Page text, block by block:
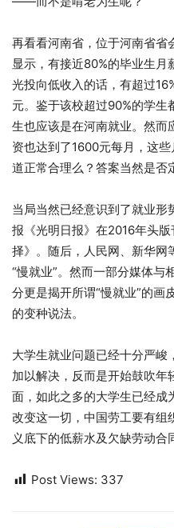
再看看河南省，位于河南省省
显示，有接近80%的毕业生
光投向低收入的话，有超过
元。鉴于该校超过90%的学生
生也应该是在河南就业。然而
资也达到了1600元每月，这
道正常合理么？答案当然是否
当局当然已经意识到了就业形
报《光明日报》在2016年头
择》。随后，人民网、新华网
“慢就业”。然而一部分媒体与
分更是揭开所谓“慢就业”的
的变种说法。
大学生就业问题已经十分严峻
加以解决，反而是开始鼓吹年
面，如此之多的大学生已经成
改变这一切，中国劳工要有组
义底下的低薪水及欠缺劳动合
Post Views: 337